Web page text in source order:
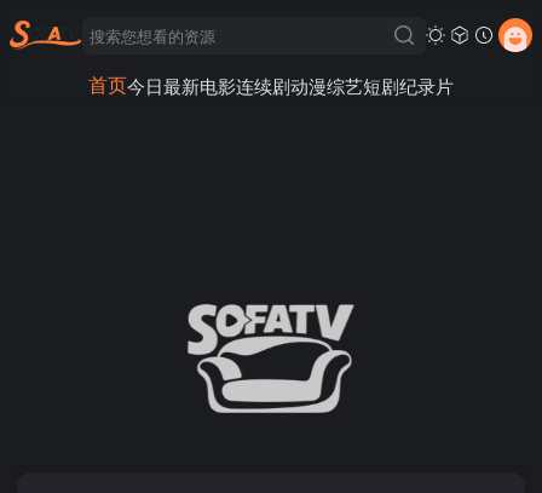
首页今日最新电影连续剧动漫综艺短剧纪录片